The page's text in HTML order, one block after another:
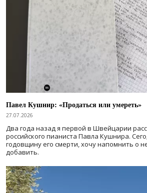
Павел Кушнир: «Продаться или умереть»
27.07.2026
Два года назад я первой в Швейцарии
российского пианиста Павла Кушнира.
годовщину его смерти, хочу напомнить о
добавить.